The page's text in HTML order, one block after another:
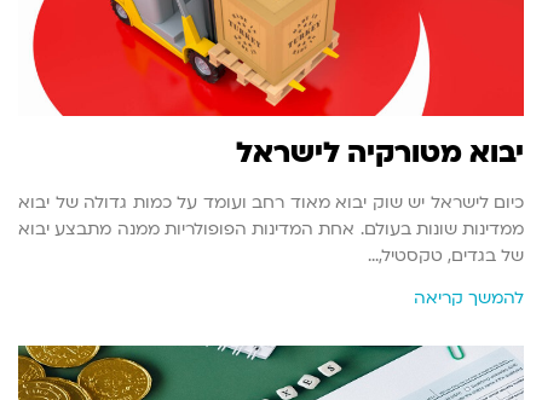
יבוא מטורקיה לישראל
כיום לישראל יש שוק יבוא מאוד רחב ועומד על כמות גדולה של יבוא
ממדינות שונות בעולם. אחת המדינות הפופולריות ממנה מתבצע יבוא
של בגדים, טקסטיל,…
להמשך קריאה